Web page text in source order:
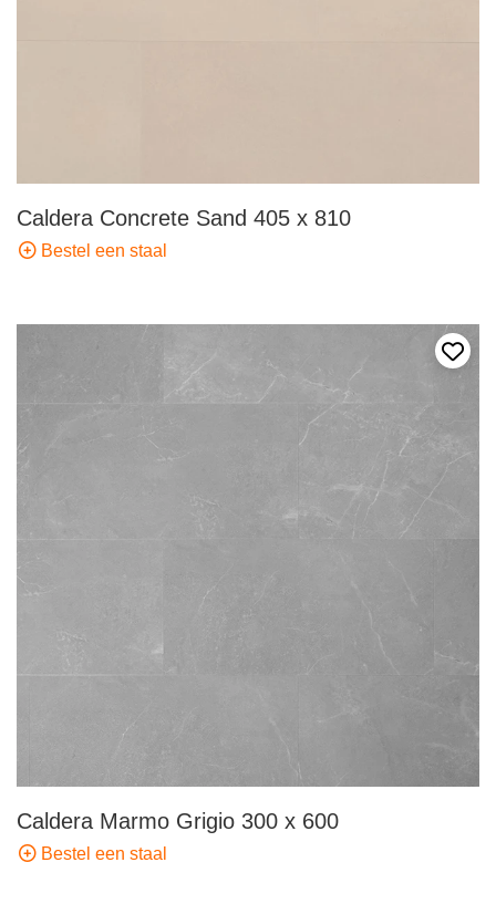
Caldera Concrete Sand 405 x 810
Bestel een staal
Voeg
Caldera Marmo Grigio 300 x 600
Bestel een staal